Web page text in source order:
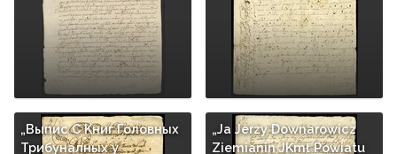
„Выпис C Kниг Головных
Трибуналных у
„Ja Jerzy Downarowicz
Ziemianin JKmł Powiatu